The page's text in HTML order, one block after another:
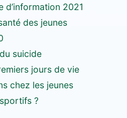
d’information 2021
des jeunes
suicide
jours de vie
chez les jeunes
?